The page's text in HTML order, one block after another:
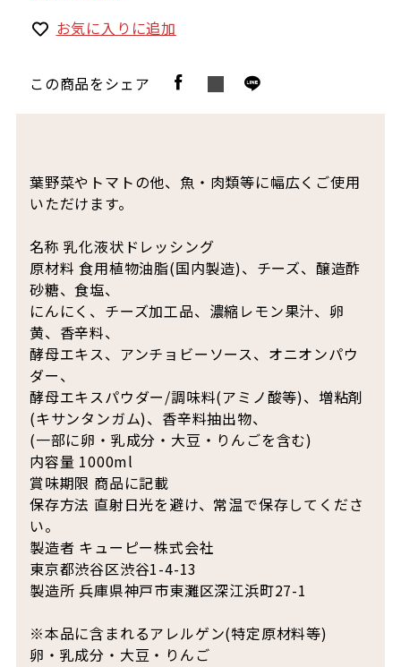
お気に入りに追加
この商品をシェア
葉野菜やトマトの他、魚・肉類等に幅広くご使用
いただけます。
名称 乳化液状ドレッシング
原材料 食用植物油脂(国内製造)、チーズ、醸造酢
砂糖、食塩、
にんにく、チーズ加工品、濃縮レモン果汁、卵
黄、香辛料、
酵母エキス、アンチョビーソース、オニオンパウ
ダー、
酵母エキスパウダー/調味料(アミノ酸等)、増粘剤
(キサンタンガム)、香辛料抽出物、
(一部に卵・乳成分・大豆・りんごを含む)
内容量 1000ml
賞味期限 商品に記載
保存方法 直射日光を避け、常温で保存してくださ
い。
製造者 キューピー株式会社
東京都渋谷区渋谷1-4-13
製造所 兵庫県神戸市東灘区深江浜町27-1
※本品に含まれるアレルゲン(特定原材料等)
卵・乳成分・大豆・りんご